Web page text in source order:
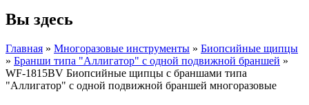
Вы здесь
Главная » Многоразовые инструменты » Биопсийные щипцы
» Бранши типа "Аллигатор" с одной подвижной браншей »
WF-1815BV Биопсийные щипцы с браншами типа
"Аллигатор" с одной подвижной браншей многоразовые